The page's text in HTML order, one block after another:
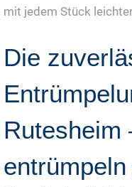
mit jedem Stück
Die
Rutesheim